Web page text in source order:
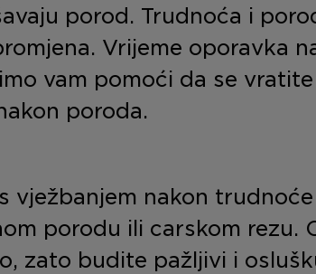
porod. Trudnoća i
Vrijeme oporavka
vam pomoći da se
poroda.
vježbanjem nakon
porodu ili carskom rezu.
zato budite pažljivi i